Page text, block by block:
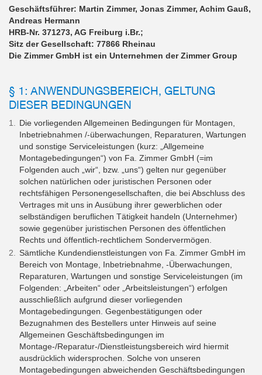
Geschäftsführer: Martin Zimmer, Jonas Zimmer, Achim Gauß,
Andreas Hermann
HRB-Nr. 371273, AG Freiburg i.Br.;
Sitz der Gesellschaft: 77866 Rheinau
Die Zimmer GmbH ist ein Unternehmen der Zimmer Group
§ 1: ANWENDUNGSBEREICH, GELTUNG
DIESER BEDINGUNGEN
Die vorliegenden Allgemeinen Bedingungen für Montagen,
Inbetriebnahmen /-überwachungen, Reparaturen, Wartungen
und sonstige Serviceleistungen (kurz: „Allgemeine
Montagebedingungen“) von Fa. Zimmer GmbH (=im
Folgenden auch „wir“, bzw. „uns“) gelten nur gegenüber
solchen natürlichen oder juristischen Personen oder
rechtsfähigen Personengesellschaften, die bei Abschluss des
Vertrages mit uns in Ausübung ihrer gewerblichen oder
selbständigen beruflichen Tätigkeit handeln (Unternehmer)
sowie gegenüber juristischen Personen des öffentlichen
Rechts und öffentlich-rechtlichem Sondervermögen.
Sämtliche Kundendienstleistungen von Fa. Zimmer GmbH im
Bereich von Montage, Inbetriebnahme, -Überwachungen,
Reparaturen, Wartungen und sonstige Serviceleistungen (im
Folgenden: „Arbeiten“ oder „Arbeitsleistungen“) erfolgen
ausschließlich aufgrund dieser vorliegenden
Montagebedingungen. Gegenbestätigungen oder
Bezugnahmen des Bestellers unter Hinweis auf seine
Allgemeinen Geschäftsbedingungen im
Montage-/Reparatur-/Dienstleistungsbereich wird hiermit
ausdrücklich widersprochen. Solche von unseren
Montagebedingungen abweichenden Geschäftsbedingungen